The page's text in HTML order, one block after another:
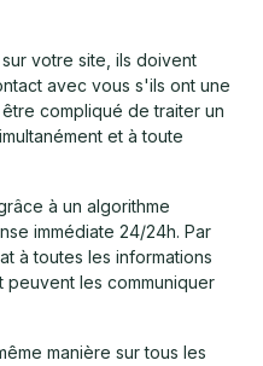
votre site, ils doivent
avec vous s'ils ont une
compliqué de traiter un
et à toute
à un algorithme
immédiate 24/24h. Par
à toutes les informations
les communiquer
manière sur tous les